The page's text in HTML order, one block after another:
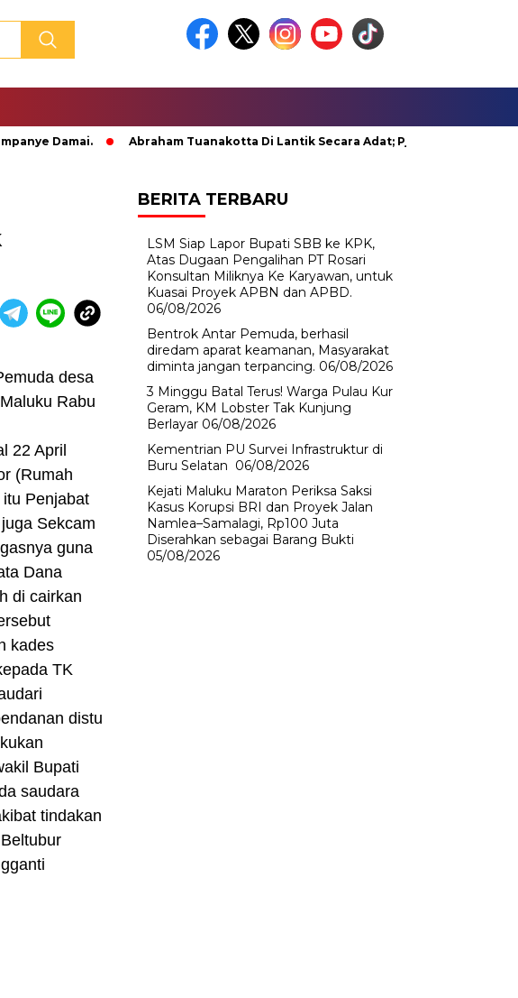
Damai. Abraham Tuanakotta Di Lantik Secara Adat; Pj Bupati Malteng
desa
Rabu
22 April
(Rumah
Penjabat
Sekcam
guna
Dana
di cairkan
kades
TK
distu
Bupati
saudara
tindakan
BERITA TERBARU
LSM Siap Lapor Bupati SBB ke KPK,
Atas Dugaan Pengalihan PT Rosari
Konsultan Miliknya Ke Karyawan, untuk
Kuasai Proyek APBN dan APBD.
06/08/2026
Bentrok Antar Pemuda, berhasil
diredam aparat keamanan, Masyarakat
diminta jangan terpancing. 06/08/2026
3 Minggu Batal Terus! Warga Pulau Kur
Geram, KM Lobster Tak Kunjung
Berlayar 06/08/2026
Kementrian PU Survei Infrastruktur di
Buru Selatan 06/08/2026
Kejati Maluku Maraton Periksa Saksi
Kasus Korupsi BRI dan Proyek Jalan
Namlea–Samalagi, Rp100 Juta
Diserahkan sebagai Barang Bukti
05/08/2026